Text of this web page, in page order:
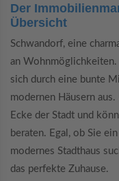
Der
Übersicht
Schwandorf, eine
an
sich durch eine bunte
modernen Häusern
Ecke der Stadt und
beraten. Egal, ob Sie
modernes Stadthaus
das perfekte Zuhause.